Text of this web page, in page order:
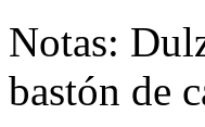
Notas:
bastón de